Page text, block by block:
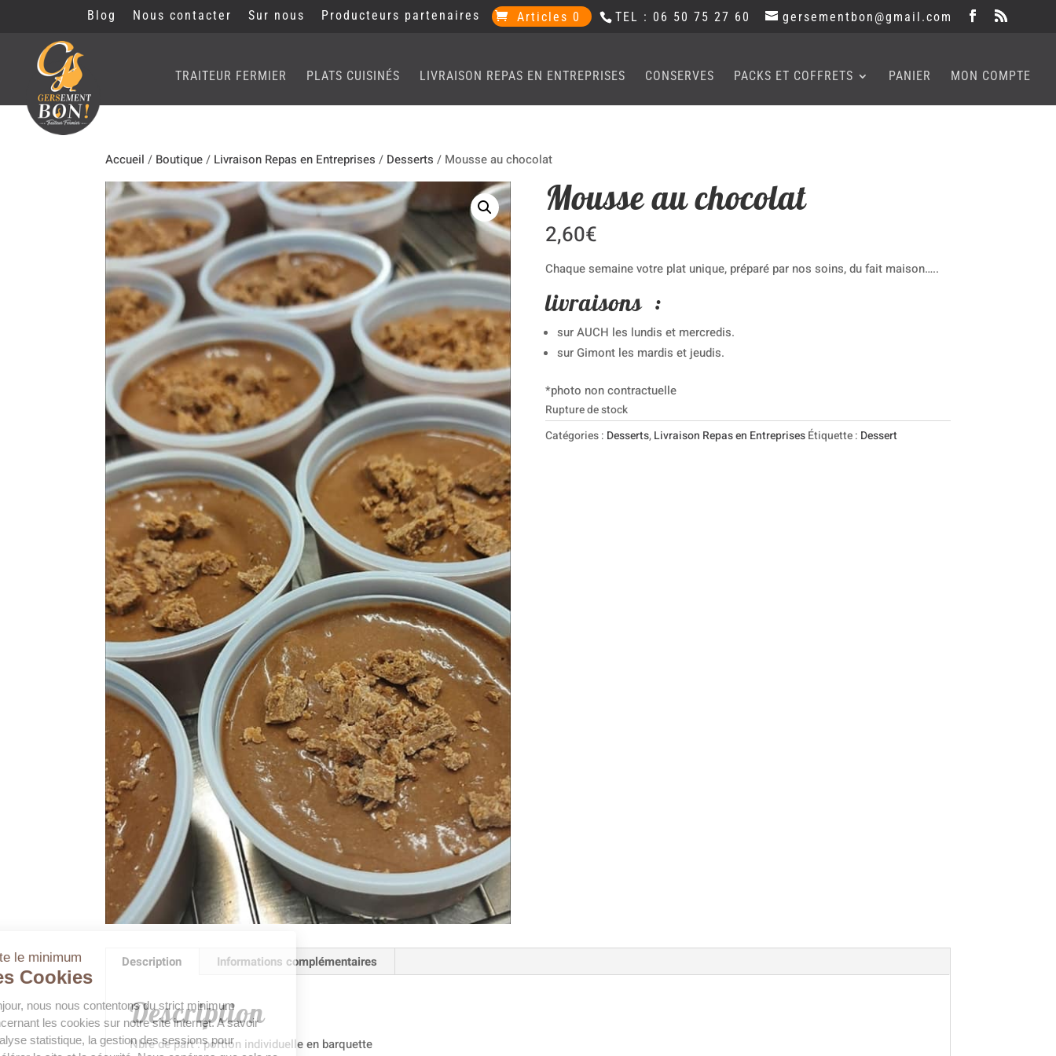
TEL : 06 50 75 27 60 gersementbon@gmail.com
Blog Nous contacter Sur nous Producteurs partenaires Articles 0
TRAITEUR FERMIER PLATS CUISINÉS LIVRAISON REPAS EN ENTREPRISES CONSERVES PACKS ET COFFRETS PANIER MON COMPTE
Accueil / Boutique/ Livraison Repas en Entreprises / Desserts / Mousse au chocolat
Mousse au chocolat
2,60€
Chaque semaine votre plat unique, préparé par nos soins, du fait maison…..
livraisons :
sur AUCH les lundis et mercredis.
sur Gimont les mardis et jeudis.
*photo non contractuelle
Rupture de stock
Catégories : Desserts,Livraison Repas en Entreprises Étiquette : Dessert
Description Informations complémentaires
Description
Nbre de part : portion individuelle en barquette
juste le minimum
Les Cookies
Bonjour, nous nous contentons
du strict minimum concernant les
cookies sur notre site internet. A
savoir l'analyse statistique, la
gestion des sessions pour
accélérer le site et la sécurité.